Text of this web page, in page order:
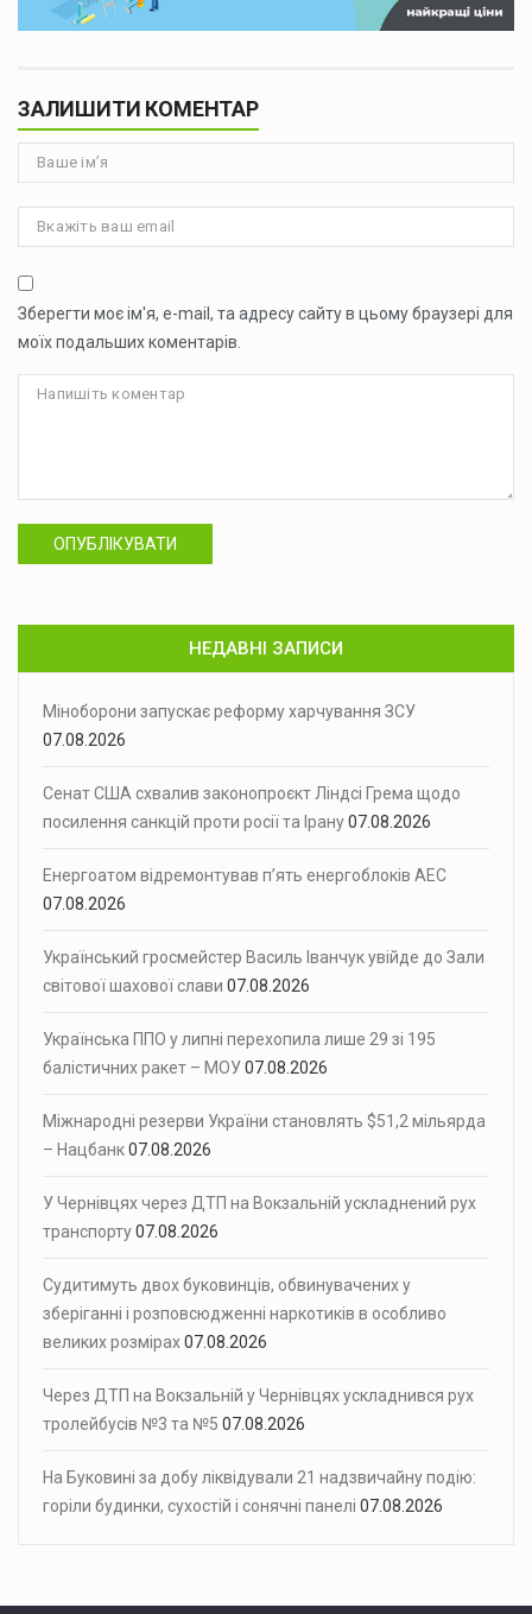
ЗАЛИШИТИ КОМЕНТАР
Зберегти моє ім'я, e-mail, та адресу сайту в цьому браузері для
моїх подальших коментарів.
ОПУБЛІКУВАТИ
НЕДАВНІ ЗАПИСИ
Міноборони запускає реформу харчування ЗСУ
07.08.2026
Сенат США схвалив законопроєкт Ліндсі Грема щодо
посилення санкцій проти росії та Ірану07.08.2026
Енергоатом відремонтував п’ять енергоблоків АЕС
07.08.2026
Український гросмейстер Василь Іванчук увійде до Зали
світової шахової слави 07.08.2026
Українська ППО у липні перехопила лише 29 зі 195
балістичних ракет – МОУ07.08.2026
Міжнародні резерви України становлять $51,2 мільярда
– Нацбанк07.08.2026
У Чернівцях через ДТП на Вокзальній ускладнений рух
транспорту07.08.2026
Судитимуть двох буковинців, обвинувачених у
зберіганні і розповсюдженні наркотиків в особливо
великих розмірах07.08.2026
Через ДТП на Вокзальній у Чернівцях ускладнився рух
тролейбусів №3 та №5 07.08.2026
На Буковині за добу ліквідували 21 надзвичайну подію:
горіли будинки, сухостій і сонячні панелі 07.08.2026